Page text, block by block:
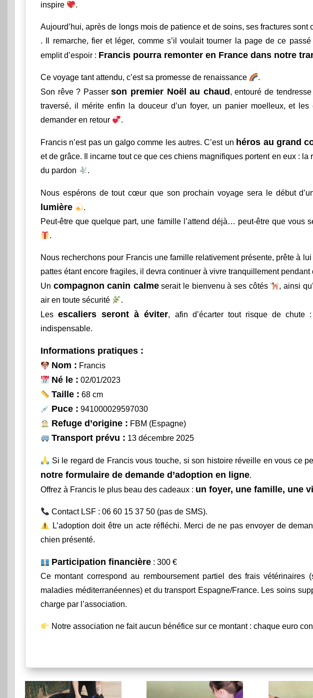
inspire
.
Aujourd’hui, après de longs mois de patience et de soins, ses fractures
. Il remarche, fier et léger, comme s’il voulait tourner la page de ce
emplit d’espoir : Francis pourra remonter en France dans notre
Ce voyage tant attendu, c’est sa promesse de renaissance
.
Son rêve ? Passerson premier Noël au chaud , entouré de
traversé, il mérite enfin la douceur d’un foyer, un panier moelleux, et
demander en retour
.
Francis n’est pas un galgo comme les autres. C’est un héros au grand
et de grâce. Il incarne tout ce que ces chiens magnifiques portent en eux :
du pardon
.
Nous espérons de tout cœur que son prochain voyage sera le début
lumière
.
Peut-être que quelque part, une famille l’attend déjà… peut-être que vous
.
Nous recherchons pour Francis une famille relativement présente, prête à
pattes étant encore fragiles, il devra continuer à vivre tranquillement pendant
Un compagnon canin calmeserait le bienvenu à ses côtés , ainsi
air en toute sécurité
.
Lesescaliers seront à éviter, afin d’écarter tout risque de chute
indispensable.
Informations pratiques :
Nom : Francis
Né le : 02/01/2023
Taille : 68 cm
Puce : 941000029597030
Refuge d’origine : FBM (Espagne)
Transport prévu : 13 décembre 2025
Si le regard de Francis vous touche, si son histoire réveille en vous ce
notre formulaire de demande d’adoption en ligne.
Offrez à Francis le plus beau des cadeaux : un foyer, une famille, une
Contact LSF : 06 60 15 37 50 (pas de SMS).
L’adoption doit être un acte réfléchi. Merci de ne pas envoyer de
chien présenté.
Participation financière : 300 €
Ce montant correspond au remboursement partiel des frais vétérinaires
maladies méditerranéennes) et du transport Espagne/France. Les soins
charge par l’association.
Notre association ne fait aucun bénéfice sur ce montant : chaque euro